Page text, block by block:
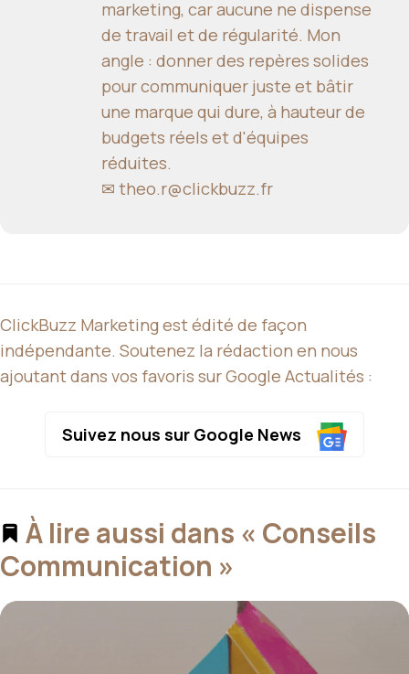
marketing, car aucune ne dispense
de travail et de régularité. Mon
angle : donner des repères solides
pour communiquer juste et bâtir
une marque qui dure, à hauteur de
budgets réels et d'équipes
réduites.
✉ theo.r@clickbuzz.fr
ClickBuzz Marketing est édité de façon
indépendante. Soutenez la rédaction en nous
ajoutant dans vos favoris sur Google Actualités :
Suivez nous sur Google News
À lire aussi dans « Conseils
Communication »